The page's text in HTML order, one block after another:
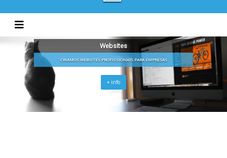
Toggle navigation
Websites
CRIAMOS WEBSITES PROFISSIONAIS PARA EMPRESAS
+ info